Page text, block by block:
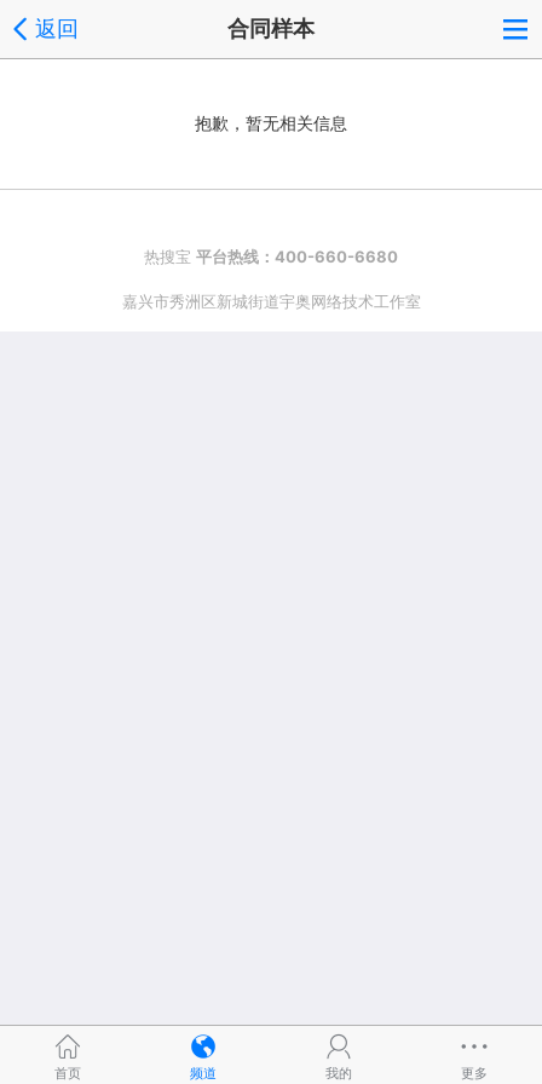
返回 合同样本
抱歉，暂无相关信息
热搜宝 平台热线：400-660-6680
嘉兴市秀洲区新城街道宇奥网络技术工作室
首页 频道 我的 更多